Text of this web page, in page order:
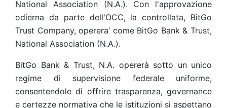
National Association (N.A.). Con l'approvazione
odierna da parte dell'OCC, la controllata, BitGo
Trust Company, operera’ come BitGo Bank & Trust,
National Association (N.A.).
BitGo Bank & Trust, N.A. opererà sotto un unico
regime di supervisione federale uniforme,
consentendole di offrire trasparenza, governance
e certezze normativa che le istituzioni si aspettano